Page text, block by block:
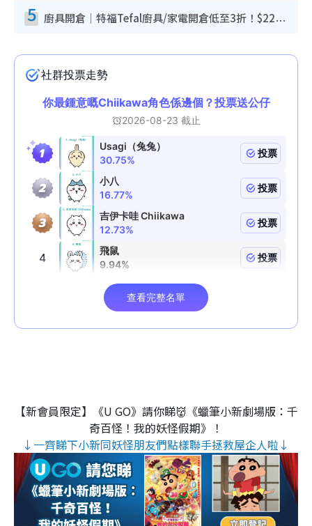
5 廚具開倉｜特福Tefal廚具/家電開倉低至3折！$220起買平底鍋/炒鑊/湯煲！電飯煲/吸塵機/燙斗$418起
【新會員限定】《U GO》請你睇👹《蠟筆小新劇場版：千
奇百怪！我的妖怪假期》！
↓一齊睇下小新同妖怪朋友們點樣聯手拯救屋企人啦↓